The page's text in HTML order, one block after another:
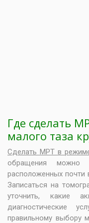
Где сделать
малого таза
Сделать МРТ в
обращения можно
расположенных почти
Записаться на
уточнить, какие
диагностические
правильному выбору